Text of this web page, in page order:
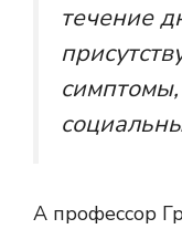
течение
А профессор